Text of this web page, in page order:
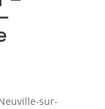
sur-